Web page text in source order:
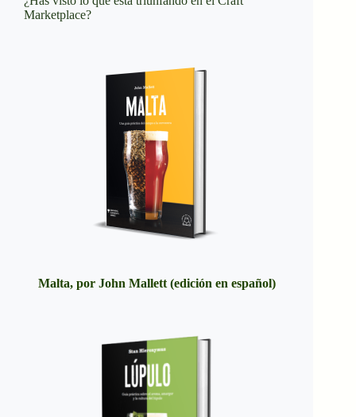
Marketplace?
Malta, por John Mallett (edición en español)